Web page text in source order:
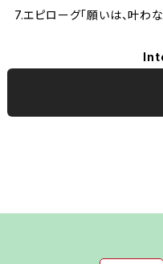
7.エピローグ「願いは、叶わな